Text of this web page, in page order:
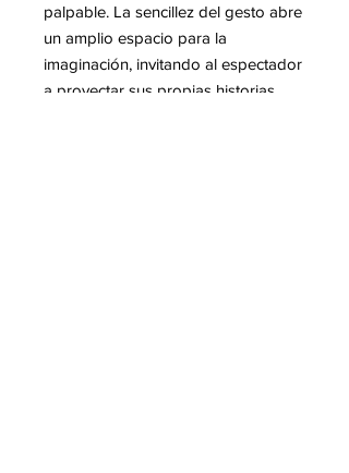
palpable. La sencillez del gesto abre
un amplio espacio para la
imaginación, invitando al espectador
a proyectar sus propias historias